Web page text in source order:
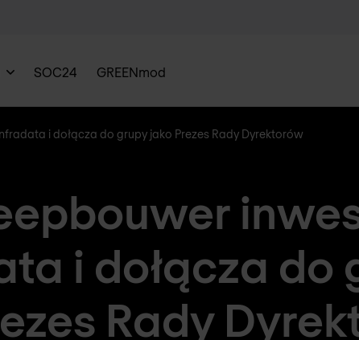
SOC24 GREENmod
i dołącza do grupy jako Prezes Rady Dyrektorów
i dołącza do
Rady